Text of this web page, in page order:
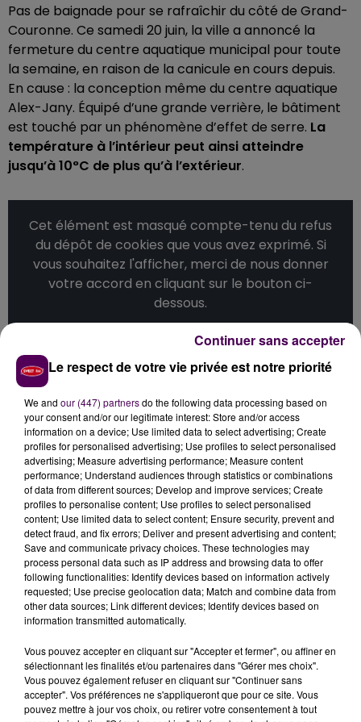
Pas de baignade pour se rafraîchir du côté de Grand-
Couronne. Ce samedi 20 juin, la ville a annoncé la
fermeture du centre aquatique municipal pour toute
la semaine, en raison de la canicule en cours depuis.
En cause : la conception même du centre aquatique
Alex-Jany. Équipé d’une grande verrière, le bâtiment
est touché par un phénomène d’effet de serre. La
température à l’intérieur peut ainsi atteindre
jusqu’à 10°C de plus qu’à l’extérieur.
Cet élément est masqué compte-tenu du refus
du dépôt de cookies que vous avez exprimé. Si
vous souhaitez l'afficher, merci de nous donner
votre accord en cliquant sur le bouton ci-
dessous.
Afficher l'élément
LA BARRE DES 50°C POURRAIT ÊTRE
ATTEINTE
Avec les températures annoncées cette semaine à
Grand-Couronne, il sera impossible de trouver de la
fraîcheur au bord des bassins ou dans l’eau. Selon les
prévisions de Météo-France, le thermomètre pourrait
grimper jusqu’à 40, voire 41°C, jusqu’au 25 juin à
Grand-Couronne.La température à l’intérieur de la
piscine pourrait donc atteindre les 50°C.
TOUTES LES ACTIVITÉS SUSPENDUES
Pour des raisons évidentes de sécurité et de
protection de la santé des usagers, la mairie a décidé
fermer le centre aquatique jusqu’à ce samedi 27
juin. Les créneaux réservés à la pratique de la natation
Le respect de votre vie privée est notre priorité
We and our (447) partnersdo the following data processing based on
your consent and/or our legitimate interest: Store and/or access
information on a device; Use limited data to select advertising; Create
profiles for personalised advertising; Use profiles to select personalised
advertising; Measure advertising performance; Measure content
performance; Understand audiences through statistics or combinations
of data from different sources; Develop and improve services; Create
profiles to personalise content; Use profiles to select personalised
content; Use limited data to select content; Ensure security, prevent and
detect fraud, and fix errors; Deliver and present advertising and content;
Save and communicate privacy choices. These technologies may
process personal data such as IP address and browsing data to offer
following functionalities: Identify devices based on information actively
requested; Use precise geolocation data; Match and combine data from
other data sources; Link different devices; Identify devices based on
information transmitted automatically.
Vous pouvez accepter en cliquant sur "Accepter et fermer", ou affiner en
sélectionnant les finalités et/ou partenaires dans "Gérer mes choix".
Vous pouvez également refuser en cliquant sur "Continuer sans
accepter". Vos préférences ne s'appliqueront que pour ce site. Vous
pouvez mettre à jour vos choix, ou retirer votre consentement à tout
Continuer sans accepter